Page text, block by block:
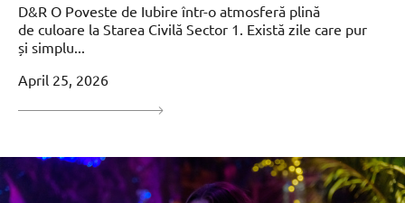
D&R O Poveste de Iubire într-o atmosferă plină
de culoare la Starea Civilă Sector 1. Există zile care pur
și simplu...
April 25, 2026